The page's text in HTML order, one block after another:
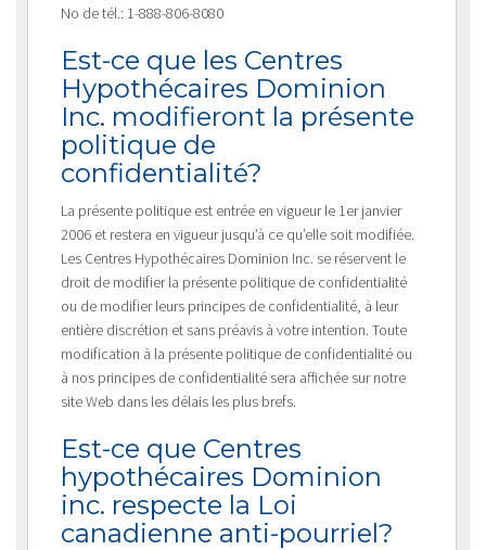
No de tél.: 1-888-806-8080
Est-ce que les Centres
Hypothécaires Dominion
Inc. modifieront la présente
politique de
confidentialité?
La présente politique est entrée en vigueur le 1er janvier
2006 et restera en vigueur jusqu’à ce qu’elle soit modifiée.
Les Centres Hypothécaires Dominion Inc. se réservent le
droit de modifier la présente politique de confidentialité
ou de modifier leurs principes de confidentialité, à leur
entière discrétion et sans préavis à votre intention. Toute
modification à la présente politique de confidentialité ou
à nos principes de confidentialité sera affichée sur notre
site Web dans les délais les plus brefs.
Est-ce que Centres
hypothécaires Dominion
inc. respecte la Loi
canadienne anti-pourriel?